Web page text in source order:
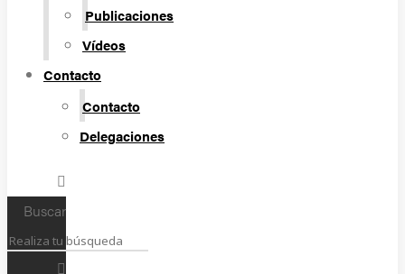
Publicaciones
Vídeos
Contacto
Contacto
Delegaciones
Buscar